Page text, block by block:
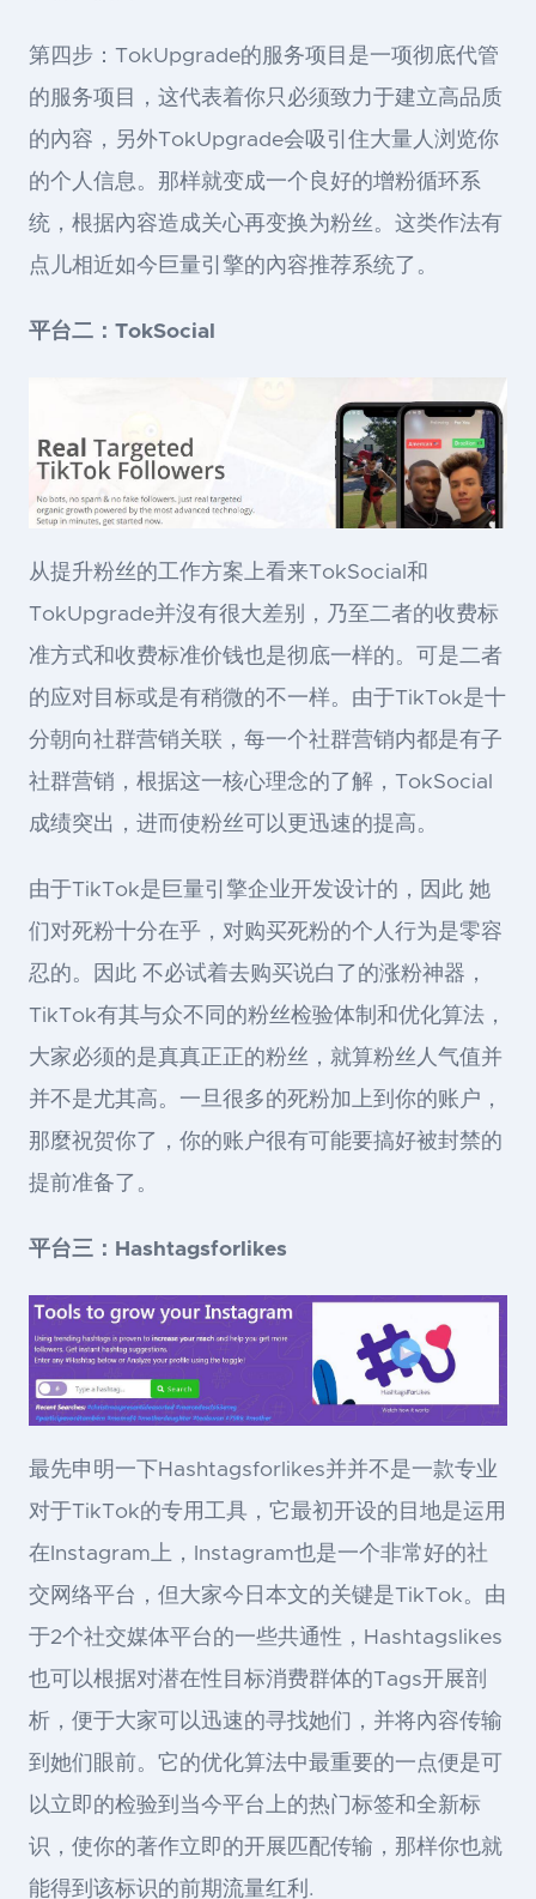
第四步：TokUpgrade的服务项目是一项彻底代管
的服务项目，这代表着你只必须致力于建立高品质
的內容，另外TokUpgrade会吸引住大量人浏览你
的个人信息。那样就变成一个良好的增粉循环系
统，根据內容造成关心再变换为粉丝。这类作法有
点儿相近如今巨量引擎的內容推荐系统了。
平台二：TokSocial
从提升粉丝的工作方案上看来TokSocial和
TokUpgrade并沒有很大差别，乃至二者的收费标
准方式和收费标准价钱也是彻底一样的。可是二者
的应对目标或是有稍微的不一样。由于TikTok是十
分朝向社群营销关联，每一个社群营销内都是有子
社群营销，根据这一核心理念的了解，TokSocial
成绩突出，进而使粉丝可以更迅速的提高。
由于TikTok是巨量引擎企业开发设计的，因此 她
们对死粉十分在乎，对购买死粉的个人行为是零容
忍的。因此 不必试着去购买说白了的涨粉神器，
TikTok有其与众不同的粉丝检验体制和优化算法，
大家必须的是真真正正的粉丝，就算粉丝人气值并
并不是尤其高。一旦很多的死粉加上到你的账户，
那麼祝贺你了，你的账户很有可能要搞好被封禁的
提前准备了。
平台三：Hashtagsforlikes
最先申明一下Hashtagsforlikes并并不是一款专业
对于TikTok的专用工具，它最初开设的目地是运用
在Instagram上，Instagram也是一个非常好的社
交网络平台，但大家今日本文的关键是TikTok。由
于2个社交媒体平台的一些共通性，Hashtagslikes
也可以根据对潜在性目标消费群体的Tags开展剖
析，便于大家可以迅速的寻找她们，并将內容传输
到她们眼前。它的优化算法中最重要的一点便是可
以立即的检验到当今平台上的热门标签和全新标
识，使你的著作立即的开展匹配传输，那样你也就
能得到该标识的前期流量红利.